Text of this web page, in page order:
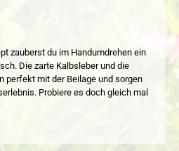
zauberst du im Handumdrehen ein
Die zarte Kalbsleber und die
perfekt mit der Beilage und sorgen
Probiere es doch gleich mal